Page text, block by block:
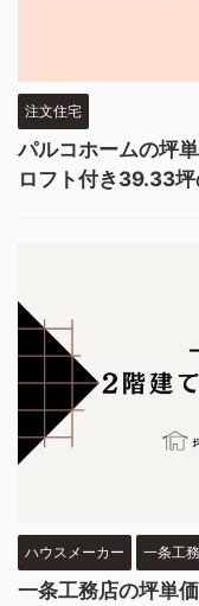
注文住宅
パルコホームの坪
ロフト付き39.33坪
ハウスメーカー 一条工
一条工務店の坪単